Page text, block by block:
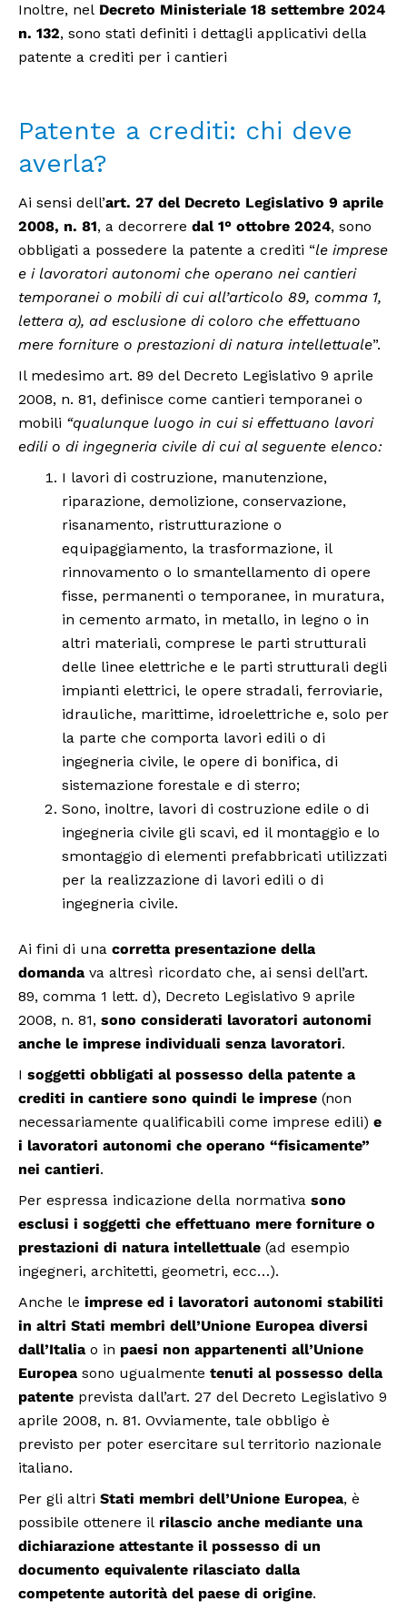
Inoltre, nel Decreto Ministeriale 18 settembre 2024
n. 132, sono stati definiti i dettagli applicativi della
patente a crediti per i cantieri
Patente a crediti: chi deve
averla?
Ai sensi dell’art. 27 del Decreto Legislativo 9 aprile
2008, n. 81, a decorrere dal 1° ottobre 2024, sono
obbligati a possedere la patente a crediti “le imprese
e i lavoratori autonomi che operano nei cantieri
temporanei o mobili di cui all’articolo 89, comma 1,
lettera a), ad esclusione di coloro che effettuano
mere forniture o prestazioni di natura intellettuale”.
Il medesimo art. 89 del Decreto Legislativo 9 aprile
2008, n. 81, definisce come cantieri temporanei o
mobili “qualunque luogo in cui si effettuano lavori
edili o di ingegneria civile di cui al seguente elenco:
I lavori di costruzione, manutenzione,
riparazione, demolizione, conservazione,
risanamento, ristrutturazione o
equipaggiamento, la trasformazione, il
rinnovamento o lo smantellamento di opere
fisse, permanenti o temporanee, in muratura,
in cemento armato, in metallo, in legno o in
altri materiali, comprese le parti strutturali
delle linee elettriche e le parti strutturali degli
impianti elettrici, le opere stradali, ferroviarie,
idrauliche, marittime, idroelettriche e, solo per
la parte che comporta lavori edili o di
ingegneria civile, le opere di bonifica, di
sistemazione forestale e di sterro;
Sono, inoltre, lavori di costruzione edile o di
ingegneria civile gli scavi, ed il montaggio e lo
smontaggio di elementi prefabbricati utilizzati
per la realizzazione di lavori edili o di
ingegneria civile.
Ai fini di una corretta presentazione della
domanda va altresì ricordato che, ai sensi dell’art.
89, comma 1 lett. d), Decreto Legislativo 9 aprile
2008, n. 81, sono considerati lavoratori autonomi
anche le imprese individuali senza lavoratori.
I soggetti obbligati al possesso della patente a
crediti in cantiere sono quindi le imprese (non
necessariamente qualificabili come imprese edili) e
i lavoratori autonomi che operano “fisicamente”
nei cantieri.
Per espressa indicazione della normativa sono
esclusi i soggetti che effettuano mere forniture o
prestazioni di natura intellettuale (ad esempio
ingegneri, architetti, geometri, ecc…).
Anche le imprese ed i lavoratori autonomi stabiliti
in altri Stati membri dell’Unione Europea diversi
dall’Italia o in paesi non appartenenti all’Unione
Europea sono ugualmente tenuti al possesso della
patente prevista dall’art. 27 del Decreto Legislativo 9
aprile 2008, n. 81. Ovviamente, tale obbligo è
previsto per poter esercitare sul territorio nazionale
italiano.
Per gli altri Stati membri dell’Unione Europea, è
possibile ottenere il rilascio anche mediante una
dichiarazione attestante il possesso di un
documento equivalente rilasciato dalla
competente autorità del paese di origine.